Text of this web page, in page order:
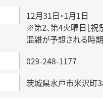
12月31日・1月1日
※第2、第4火曜日［祝
混雑が予想される時
029-248-1177
茨城県水戸市米沢町